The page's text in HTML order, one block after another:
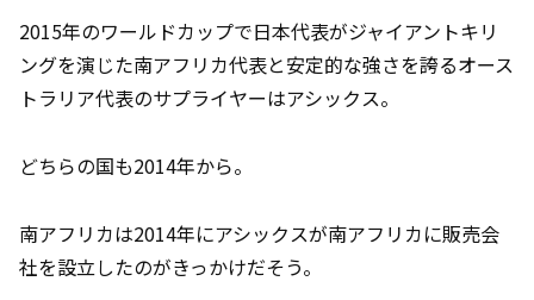
2015年のワールドカップで日本代表がジャイアントキリ
ングを演じた南アフリカ代表と安定的な強さを誇るオース
トラリア代表のサプライヤーはアシックス。
どちらの国も2014年から。
南アフリカは2014年にアシックスが南アフリカに販売会
社を設立したのがきっかけだそう。